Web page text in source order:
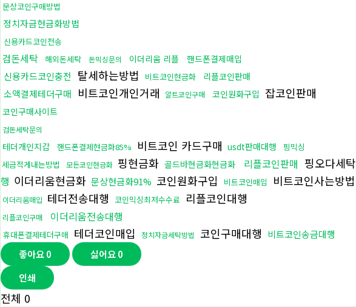
문상코인구매방법
정치자금현금화방법
신용카드코인전송
검돈세탁 해외돈세탁 돈믹싱문의 이더리움 리플 핸드폰결제매입
신용카드코인충전 탈세하는방법 비트코인현금화 리플코인판매
소액결제테더구매 비트코인개인거래 알트코인구매 코인원화구입 잡코인판매
코인구매사이트
검돈세탁문의
테더개인지갑 핸드폰결제현금화85% 비트코인 카드구매 usdt판매대행
핑믹싱
세금적게내는방법
모든코인현금화 핑현금화 골드바현금화현금화 리플코인판매 핑오다세탁
행 이더리움현금화 문상현금화91% 코인원화구입 비트코인매입 비트코인사는방법
이더리움매입 테더전송대행 코인믹싱최저수수료 리플코인대행
리플코인구매 이더리움전송대행
휴대폰결제테더구매 테더코인매입 정치자금세탁방법 코인구매대행 비트코인송금대행
좋아요0 싫어요0
인쇄
전체 0